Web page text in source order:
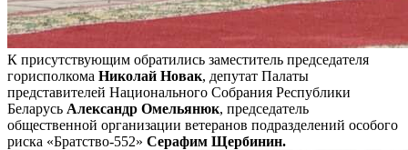
К присутствующим обратились заместитель председателя
горисполкома Николай Новак, депутат Палаты
представителей Национального Собрания Республики
Беларусь Александр Омельянюк, председатель
общественной организации ветеранов подразделений особого
риска «Братство-552» Серафим Щербинин.